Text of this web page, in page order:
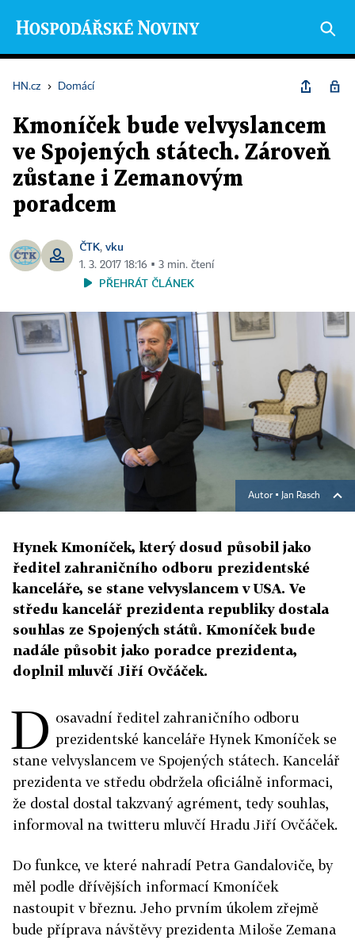
HN.cz › Domácí
Kmoníček bude velvyslancem
ve Spojených státech. Zároveň
zůstane i Zemanovým
poradcem
ČTK, vku
1. 3. 2017 18:16 ▪ 3 min. čtení
PŘEHRÁT ČLÁNEK
Autor ▪ Jan Rasch
Hynek Kmoníček, který dosud působil jako
ředitel zahraničního odboru prezidentské
kanceláře, se stane velvyslancem v USA. Ve
středu kancelář prezidenta republiky dostala
souhlas ze Spojených států. Kmoníček bude
nadále působit jako poradce prezidenta,
doplnil mluvčí Jiří Ovčáček.
D osavadní ředitel zahraničního odboru
prezidentské kanceláře Hynek Kmoníček se
stane velvyslancem ve Spojených státech. Kancelář
prezidenta ve středu obdržela oficiálně informaci,
že dostal dostal takzvaný agrément, tedy souhlas,
informoval na twitteru mluvčí Hradu Jiří Ovčáček.
Do funkce, ve které nahradí Petra Gandaloviče, by
měl podle dřívějších informací Kmoníček
nastoupit v březnu. Jeho prvním úkolem zřejmě
bude příprava návštěvy prezidenta Miloše Zemana